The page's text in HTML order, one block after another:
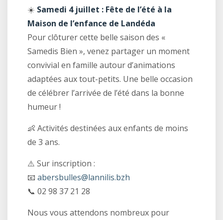
☀️ Samedi 4 juillet : Fête de l’été à la
Maison de l’enfance de Landéda
Pour clôturer cette belle saison des «
Samedis Bien », venez partager un moment
convivial en famille autour d’animations
adaptées aux tout-petits. Une belle occasion
de célébrer l’arrivée de l’été dans la bonne
humeur !
👶 Activités destinées aux enfants de moins
de 3 ans.
⚠️ Sur inscription :
📧 abersbulles@lannilis.bzh
📞 02 98 37 21 28
Nous vous attendons nombreux pour